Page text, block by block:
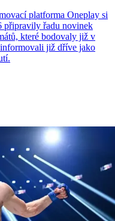
platforma Oneplay si
připravily řadu novinek
které bodovaly již v
již dříve jako